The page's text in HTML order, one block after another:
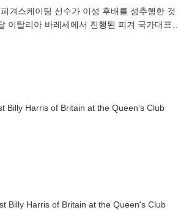
겨스케이팅 선수가 이성 후배를 성추행한 것
이탈리아 바레세에서 진행된 피겨 국가대표
Billy Harris of Britain at the Queen's Club
Billy Harris of Britain at the Queen's Club